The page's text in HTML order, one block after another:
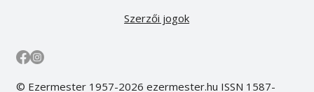
Szerzői jogok
© Ezermester 1957-2026 ezermester.hu ISSN 1587-